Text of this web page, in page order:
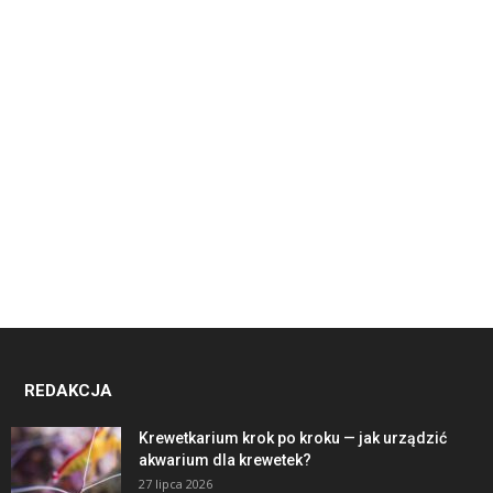
REDAKCJA
Krewetkarium krok po kroku — jak urządzić
akwarium dla krewetek?
27 lipca 2026